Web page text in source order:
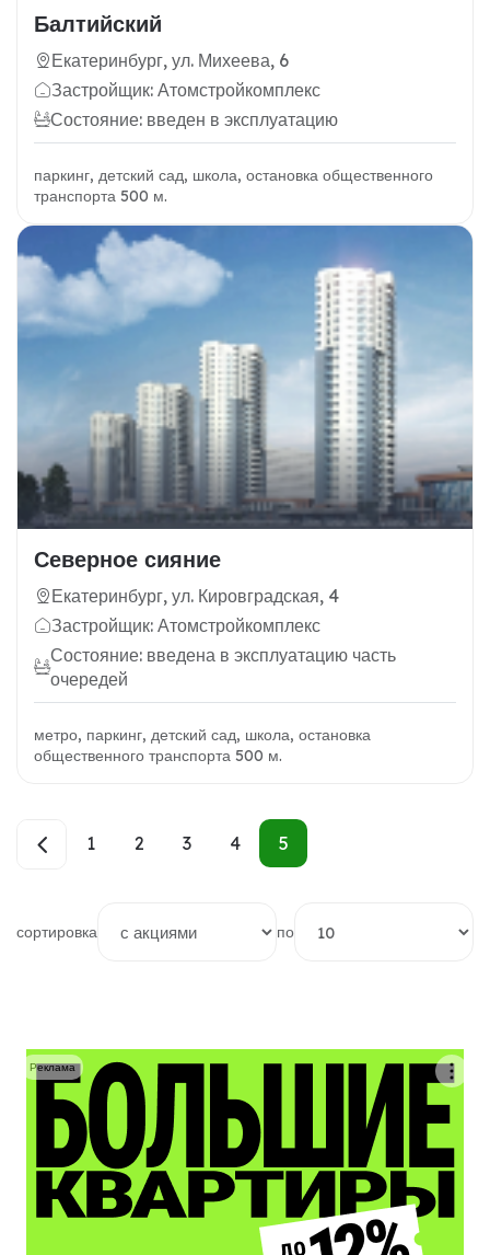
Балтийский
Екатеринбург, ул. Михеева, 6
Застройщик: Атомстройкомплекс
Состояние: введен в эксплуатацию
паркинг, детский сад, школа, остановка общественного
транспорта 500 м.
Северное сияние
Екатеринбург, ул. Кировградская, 4
Застройщик: Атомстройкомплекс
Состояние: введена в эксплуатацию часть
очередей
метро, паркинг, детский сад, школа, остановка
общественного транспорта 500 м.
1 2 3 4 5
сортировка по
Реклама